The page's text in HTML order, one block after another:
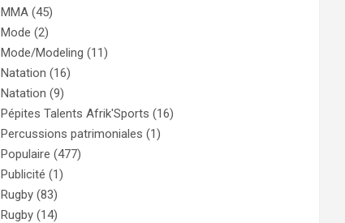
MMA (45)
Mode (2)
Mode/Modeling (11)
Natation (16)
Natation (9)
Pépites Talents Afrik'Sports (16)
Percussions patrimoniales (1)
Populaire (477)
Publicité (1)
Rugby (83)
Rugby (14)